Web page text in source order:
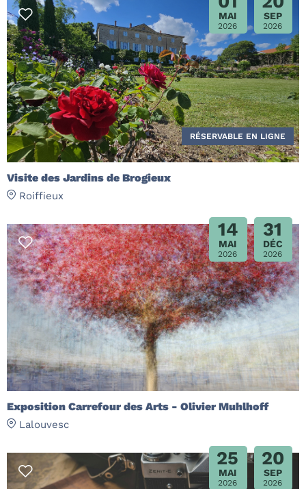
MAI
2026
SEP
2026
Visite des Jardins de Brogieux
Roiffieux
RÉSERVABLE EN LIGNE
14
MAI
2026
31
DÉC
2026
Exposition Carrefour des Arts - Olivier Muhlhoff
Lalouvesc
25
MAI
2026
20
SEP
2026